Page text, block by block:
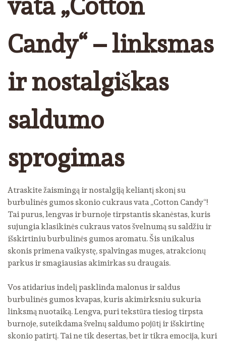
Candy“ – linksmas
ir nostalgiškas
saldumo
sprogimas
Atraskite žaismingą ir nostalgiją keliantį skonį su
burbulinės gumos skonio cukraus vata „Cotton Candy“!
Tai purus, lengvas ir burnoje tirpstantis skanėstas, kuris
sujungia klasikinės cukraus vatos švelnumą su saldžiu ir
išskirtiniu burbulinės gumos aromatu. Šis unikalus
skonis primena vaikystę, spalvingas muges, atrakcionų
parkus ir smagiausias akimirkas su draugais.
Vos atidarius indelį pasklinda malonus ir saldus
burbulinės gumos kvapas, kuris akimirksniu sukuria
linksmą nuotaiką. Lengva, puri tekstūra tiesiog tirpsta
burnoje, suteikdama švelnų saldumo pojūtį ir išskirtinę
skonio patirtį. Tai ne tik desertas, bet ir tikra emocija, kuri